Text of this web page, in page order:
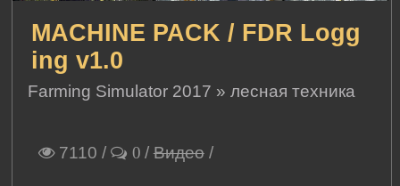
MACHINE PACK / FDR Logg
ing v1.0
Farming Simulator 2017 »лесная техника
7110 / 0 /Видео/